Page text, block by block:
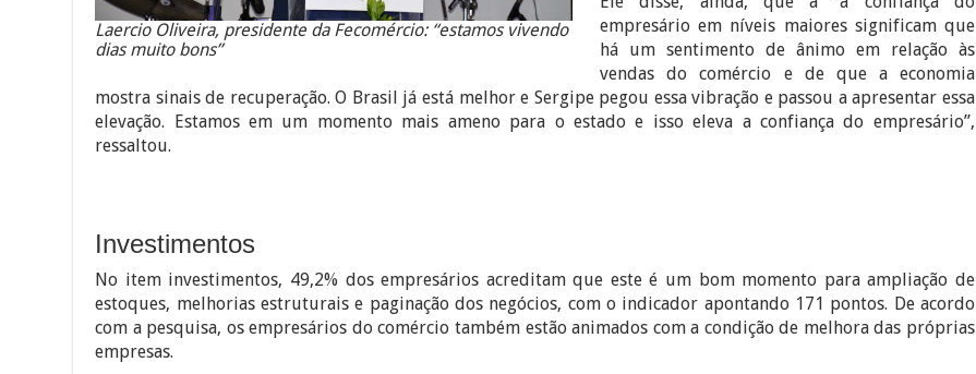
Laercio Oliveira, presidente da Fecomércio: “estamos vivendo
Ele disse, ainda, que a “a confiança do
empresário em níveis maiores significam que
há um sentimento de ânimo em relação às
vendas do comércio e de que a economia
mostra sinais de recuperação. O Brasil já está melhor e Sergipe pegou essa vibração e passou a apresentar essa
elevação. Estamos em um momento mais ameno para o estado e isso eleva a confiança do empresário”,
Investimentos
No item investimentos, 49,2% dos empresários acreditam que este é um bom momento para ampliação de
estoques, melhorias estruturais e paginação dos negócios, com o indicador apontando 171 pontos. De acordo
com a pesquisa, os empresários do comércio também estão animados com a condição de melhora das próprias
empresas.